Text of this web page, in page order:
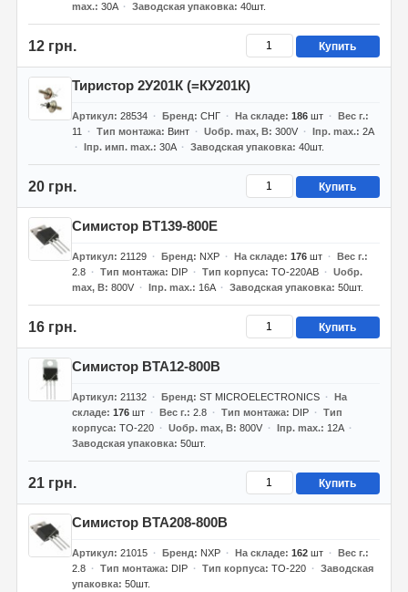
max. 30A Заводская упаковка 40шт.
12 грн. Купить
Тиристор 2У201К (=КУ201К)
Артикул 28534 Бренд СНГ На складе 186шт
Вес г.
11
Тип монтажа Винт Uобр. max, В 300V Iпр. max. 2A
Iпр. имп. max. 30A Заводская упаковка 40шт.
20 грн. Купить
Симистор BT139-800E
Артикул 21129 Бренд NXP На складе 176шт
Вес г.
2.8
Тип монтажа DIP Тип корпуса TO-220AB
Uобр.
max, В 800V Iпр. max. 16A Заводская упаковка 50шт.
16 грн. Купить
Симистор BTA12-800B
Артикул 21132 Бренд ST MICROELECTRONICS
На
складе 176шт Вес г. 2.8 Тип монтажа DIP
Тип
корпуса TO-220 Uобр. max, В 800V Iпр. max.
12A
Заводская упаковка 50шт.
21 грн. Купить
Симистор BTA208-800B
Артикул 21015 Бренд NXP На складе 162шт
Вес г.
2.8
Тип монтажа DIP Тип корпуса TO-220
Заводская
упаковка 50шт.